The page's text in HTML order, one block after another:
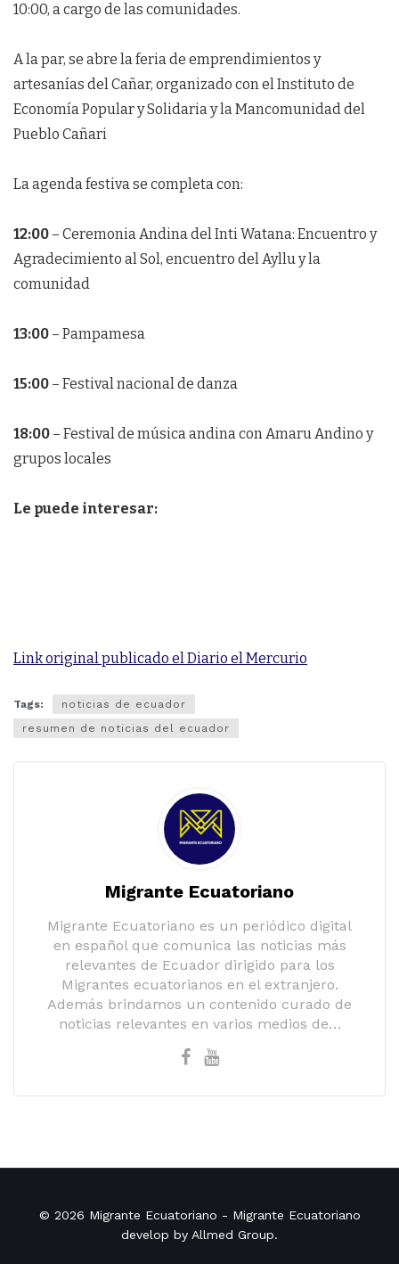
10:00, a cargo de las comunidades.
A la par, se abre la feria de emprendimientos y
artesanías del Cañar, organizado con el Instituto de
Economía Popular y Solidaria y la Mancomunidad del
Pueblo Cañari
La agenda festiva se completa con:
12:00 – Ceremonia Andina del Inti Watana: Encuentro y
Agradecimiento al Sol, encuentro del Ayllu y la
comunidad
13:00 – Pampamesa
15:00 – Festival nacional de danza
18:00 – Festival de música andina con Amaru Andino y
grupos locales
Le puede interesar:
Link original publicado el Diario el Mercurio
Tags:
noticias de ecuador
resumen de noticias del ecuador
Migrante Ecuatoriano
Migrante Ecuatoriano es un periódico digital
en español que comunica las noticias más
relevantes de Ecuador dirigido para los
Migrantes ecuatorianos en el extranjero.
Además brindamos un contenido curado de
noticias relevantes en varios medios de…
© 2026 Migrante Ecuatoriano - Migrante Ecuatoriano
develop by Allmed Group.